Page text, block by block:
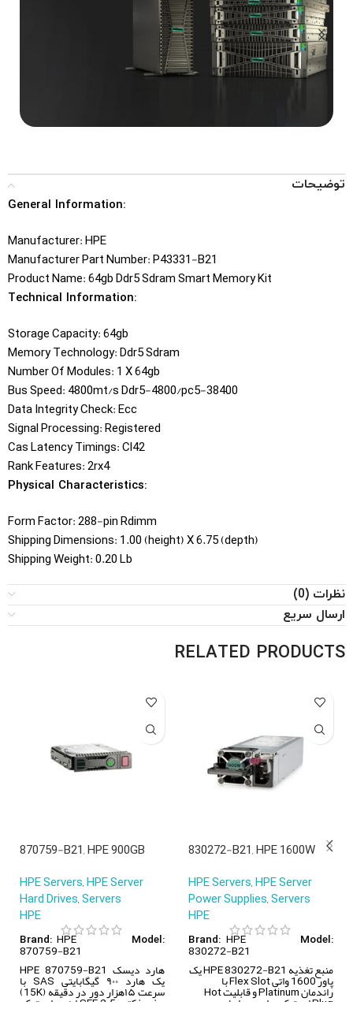
SERVERSتوضیحات
General Information:
Manufacturer: HPE
Manufacturer Part Number: P43331-B21
Product Name: 64gb Ddr5 Sdram Smart Memory Kit
Technical Information:
Storage Capacity: 64gb
Memory Technology: Ddr5 Sdram
Number Of Modules: 1 X 64gb
Bus Speed: 4800mt/s Ddr5-4800/pc5-38400
Data Integrity Check: Ecc
Signal Processing: Registered
Cas Latency Timings: Cl42
Rank Features: 2rx4
Physical Characteristics:
Form Factor: 288-pin Rdimm
Shipping Dimensions: 1.00 (height) X 6.75 (depth)
Shipping Weight: 0.20 Lb
نظرات (0)
ارسال سریع
RELATED PRODUCTS
830272-B21, HPE 1600W
1600W/Hot-plug/Platinum
HPE Servers,HPE Server
Power Supplies,Servers
HPE
Brand: HPE Model:
830272-B21
منبع تغذیه HPE 830272-B21 یک
پاور 1600 واتی Flex Slot با
راندمان Platinum و قابلیت Hot
Plug است که برای محیط‌های
870759-B21, HPE 900GB
900GB/2.5in SAS/15K RPM
HPE Servers,HPE Server
Hard Drives,Servers
HPE
Brand: HPE Model:
870759-B21
هارد دیسک HPE 870759-B21
یک هارد ۹۰۰ گیگابایتی SAS با
سرعت ۱۵هزار دور در دقیقه (15K)
و فرم‌فکتور SFF 2.5 اینچی است که